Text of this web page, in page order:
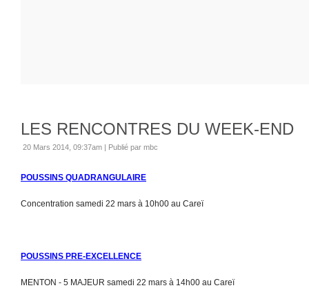
LES RENCONTRES DU WEEK-END
20 Mars 2014, 09:37am | Publié par mbc
POUSSINS QUADRANGULAIRE
Concentration samedi 22 mars à 10h00 au Careï
POUSSINS PRE-EXCELLENCE
MENTON - 5 MAJEUR samedi 22 mars à 14h00 au Careï